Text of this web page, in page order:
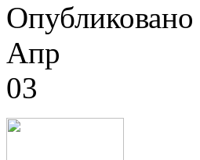
Опубликовано
Апр
03